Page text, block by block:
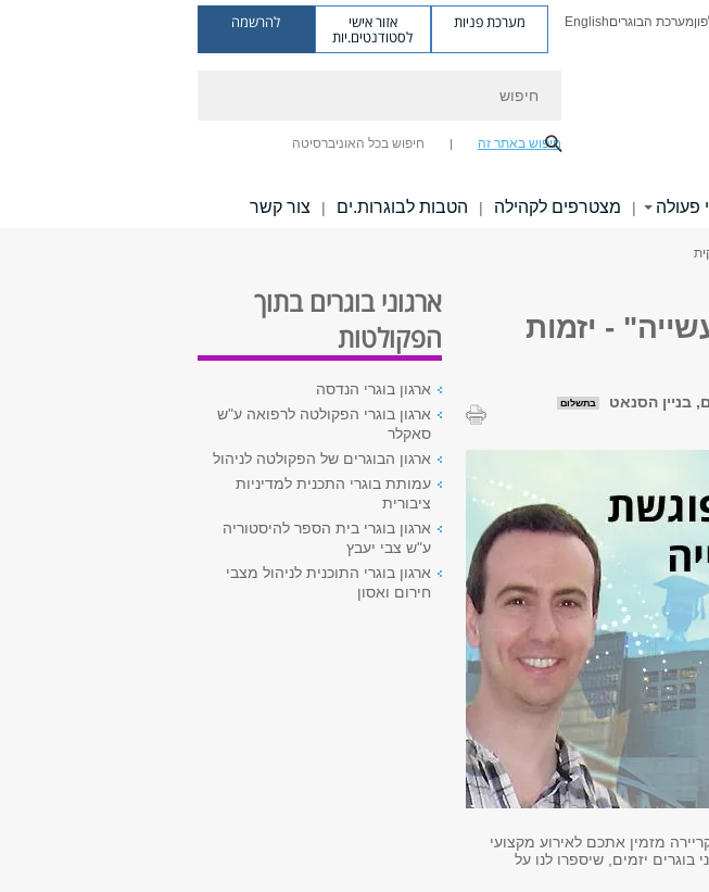
מערכת הבוגריםEnglish מערכת פניות אזור אישי
לסטודנטים.יות
להרשמה
חיפוש באתר זה חיפוש בכל האוניברסיטה
פעולה | מצטרפים לקהילה | הטבות לבוגרות.ים | צור קשר
- יזמות
בניין הסנאט בתשלום
מזמין אתכם לאירוע מקצועי
יזמים, שיספרו לנו על
ארגוני בוגרים בתוך
הפקולטות
ארגון בוגרי הנדסה
ארגון בוגרי הפקולטה לרפואה ע"ש
סאקלר
ארגון הבוגרים של הפקולטה לניהול
עמותת בוגרי התכנית למדיניות
ציבורית
ארגון בוגרי בית הספר להיסטוריה
ע"ש צבי יעבץ
ארגון בוגרי התוכנית לניהול מצבי
חירום ואסון